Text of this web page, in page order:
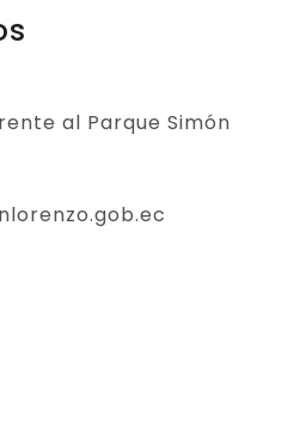
al Parque Simón